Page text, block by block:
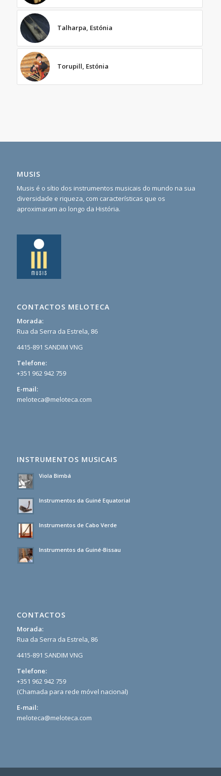
Talharpa, Estónia
Torupill, Estónia
MUSIS
Musis é o sítio dos instrumentos musicais do mundo na sua
diversidade e riqueza, com características que os
aproximaram ao longo da História.
CONTACTOS MELOTECA
Morada:
Rua da Serra da Estrela, 86
4415-891 SANDIM VNG
Telefone:
+351 962 942 759
E-mail:
meloteca@meloteca.com
INSTRUMENTOS MUSICAIS
Viola Bimbá
Instrumentos da Guiné Equatorial
Instrumentos de Cabo Verde
Instrumentos da Guiné-Bissau
CONTACTOS
Morada:
Rua da Serra da Estrela, 86
4415-891 SANDIM VNG
Telefone:
+351 962 942 759
(Chamada para rede móvel nacional)
E-mail:
meloteca@meloteca.com